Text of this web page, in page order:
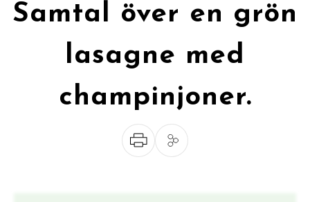
Samtal över en grön
lasagne med
champinjoner.